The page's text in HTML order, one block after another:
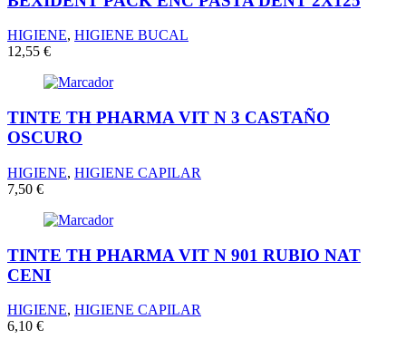
HIGIENE, HIGIENE BUCAL
12,55 €
TINTE TH PHARMA VIT N 3 CASTAÑO
OSCURO
HIGIENE, HIGIENE CAPILAR
7,50 €
TINTE TH PHARMA VIT N 901 RUBIO NAT
CENI
HIGIENE, HIGIENE CAPILAR
6,10 €